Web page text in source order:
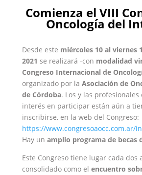
Comienza el VIII
Oncología del
Desde este miércoles 10 al viernes
2021 se realizará -con modalidad
Congreso Internacional de
organizado por la Asociación de
de Córdoba. Los y las profesionales
interés en participar están aún a
inscribirse, en la web del Congreso:
https://www.congresoaocc.com.ar/
Hay un amplio programa de becas
Este Congreso tiene lugar cada dos
consolidado como el encuentro